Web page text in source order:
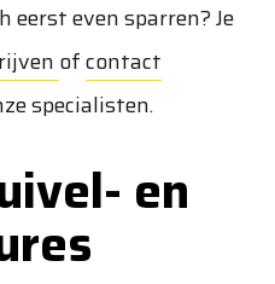
eerst even sparren? Je
ofcontact
specialisten.
en